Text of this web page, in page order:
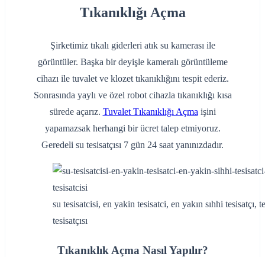
Tıkanıklığı Açma
Şirketimiz tıkalı giderleri atık su kamerası ile
görüntüler. Başka bir deyişle kameralı görüntüleme
cihazı ile tuvalet ve klozet tıkanıklığını tespit ederiz.
Sonrasında yaylı ve özel robot cihazla tıkanıklığı kısa
sürede açarız. Tuvalet Tıkanıklığı Açma işini
yapamazsak herhangi bir ücret talep etmiyoruz.
Geredeli su tesisatçısı 7 gün 24 saat yanınızdadır.
su tesisatcisi, en yakin tesisatci, en yakın sıhhi tesisatçı,
tesisatçısı
Tıkanıklık Açma Nasıl Yapılır?